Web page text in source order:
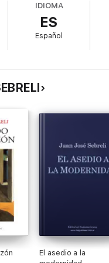
IDIOMA
ES
Español
El asedio a la